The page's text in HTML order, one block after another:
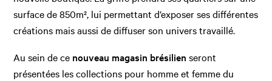
surface de 850m², lui permettant d’exposer ses différentes
créations mais aussi de diffuser son univers travaillé.
Au sein de ce nouveau magasin brésilien seront
présentées les collections pour homme et femme du